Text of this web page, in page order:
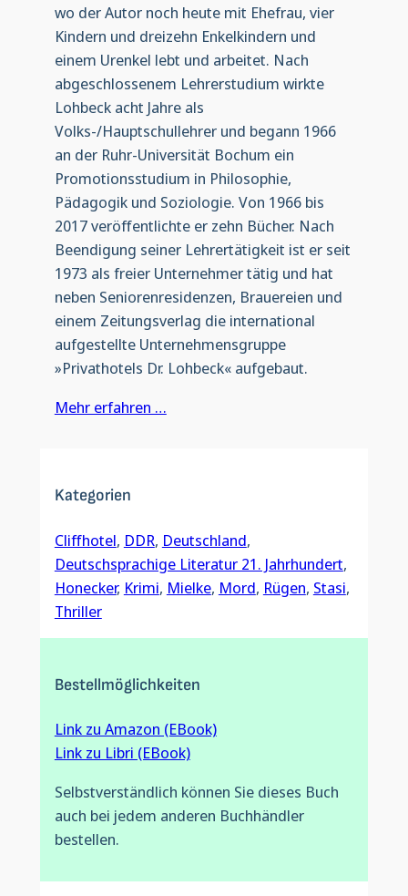
wo der Autor noch heute mit Ehefrau, vier
Kindern und dreizehn Enkelkindern und
einem Urenkel lebt und arbeitet. Nach
abgeschlossenem Lehrerstudium wirkte
Lohbeck acht Jahre als
Volks-/Hauptschullehrer und begann 1966
an der Ruhr-Universität Bochum ein
Promotionsstudium in Philosophie,
Pädagogik und Soziologie. Von 1966 bis
2017 veröffentlichte er zehn Bücher. Nach
Beendigung seiner Lehrertätigkeit ist er seit
1973 als freier Unternehmer tätig und hat
neben Seniorenresidenzen, Brauereien und
einem Zeitungsverlag die international
aufgestellte Unternehmensgruppe
»Privathotels Dr. Lohbeck« aufgebaut.
Mehr erfahren …
Kategorien
Cliffhotel, DDR, Deutschland
Deutschsprachige Literatur 21. Jahrhundert
Honecker, Krimi, Mielke, Mord, Rügen, Stasi
Thriller
Bestellmöglichkeiten
Link zu Amazon (EBook)
Link zu Libri (EBook)
Selbstverständlich können Sie dieses Buch
auch bei jedem anderen Buchhändler
bestellen.